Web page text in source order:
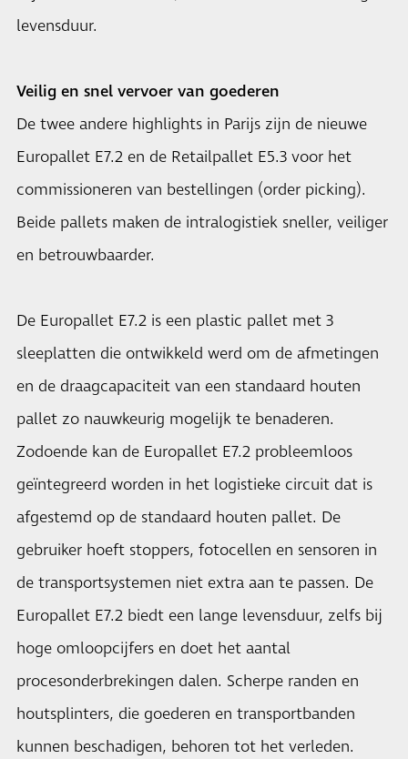
levensduur.
Veilig en snel vervoer van goederen
De twee andere highlights in Parijs zijn de nieuwe
Europallet E7.2 en de Retailpallet E5.3 voor het
commissioneren van bestellingen (order picking).
Beide pallets maken de intralogistiek sneller, veiliger
en betrouwbaarder.
De Europallet E7.2 is een plastic pallet met 3
sleeplatten die ontwikkeld werd om de afmetingen
en de draagcapaciteit van een standaard houten
pallet zo nauwkeurig mogelijk te benaderen.
Zodoende kan de Europallet E7.2 probleemloos
geïntegreerd worden in het logistieke circuit dat is
afgestemd op de standaard houten pallet. De
gebruiker hoeft stoppers, fotocellen en sensoren in
de transportsystemen niet extra aan te passen. De
Europallet E7.2 biedt een lange levensduur, zelfs bij
hoge omloopcijfers en doet het aantal
procesonderbrekingen dalen. Scherpe randen en
houtsplinters, die goederen en transportbanden
kunnen beschadigen, behoren tot het verleden.